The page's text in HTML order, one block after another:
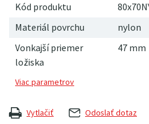
Kód produktu
Materiál povrchu
nylon
Vonkajší priemer
ložiska
47 mm
Vytlačiť Odoslať dotaz